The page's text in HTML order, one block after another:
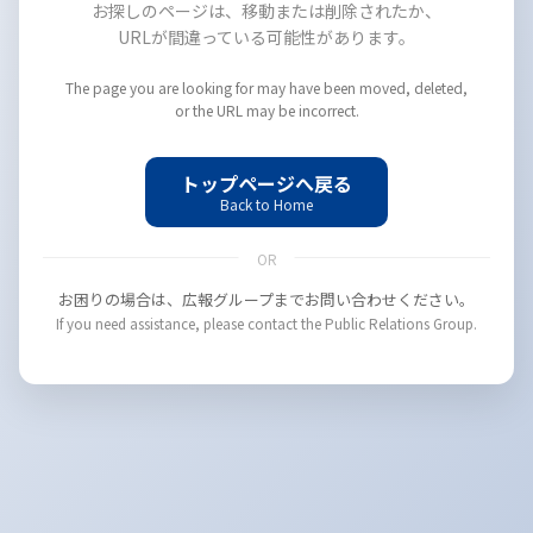
お探しのページは、移動または削除されたか、
URLが間違っている可能性があります。
The page you are looking for may have been moved, deleted,
or the URL may be incorrect.
トップページへ戻る
Back to Home
OR
お困りの場合は、広報グループまでお問い合わせください。
If you need assistance, please contact the Public Relations Group.